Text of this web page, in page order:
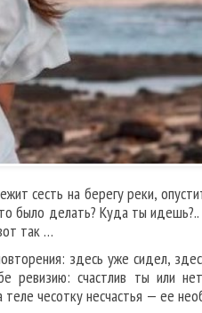
сесть на берегу реки,
было делать? Куда ты
так …
здесь уже сидел,
ревизию: счастлив ты или
чесотку несчастья — ее